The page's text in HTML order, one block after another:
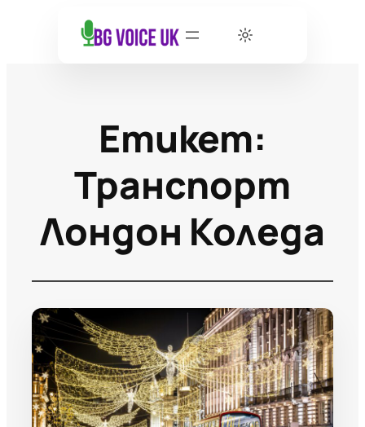
Етикет:
Транспорт
Лондон Коледа